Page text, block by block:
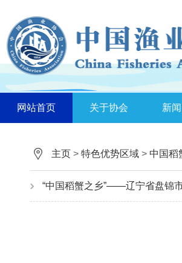
网站首页 关于协会 新
主页 > 特色优势区域 > 中国稻
“中国稻蟹之乡”——辽宁省盘锦